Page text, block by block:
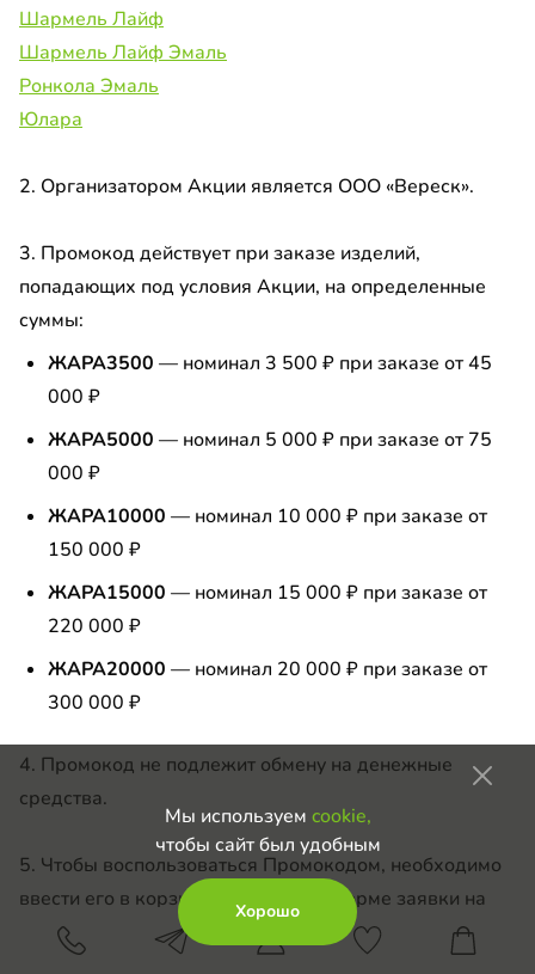
Шармель Лайф
Шармель Лайф Эмаль
Ронкола Эмаль
Юлара
2. Организатором Акции является ООО «Вереск».
3. Промокод действует при заказе изделий,
попадающих под условия Акции, на определенные
суммы:
ЖАРА3500 — номинал 3 500 ₽ при заказе от 45
000 ₽
ЖАРА5000 — номинал 5 000 ₽ при заказе от 75
000 ₽
ЖАРА10000 — номинал 10 000 ₽ при заказе от
150 000 ₽
ЖАРА15000 — номинал 15 000 ₽ при заказе от
220 000 ₽
ЖАРА20000 — номинал 20 000 ₽ при заказе от
300 000 ₽
4. Промокод не подлежит обмену на денежные
средства.
5. Чтобы воспользоваться Промокодом, необходимо
ввести его в корзине или в любой форме заявки на
сайте и/или сообщить его менеджеру при телефонном
Мы используем cookie,
чтобы сайт был удобным
Хорошо